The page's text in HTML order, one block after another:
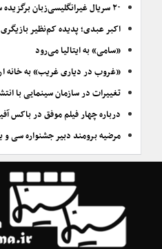
۲۰ سریال غیرانگلیسی‌زبان برگزیده سال‌های اخیر
اکبر عبدی؛ پدیده کم‌نظیر
«سامی» به ایتالیا می‌رود
«غروب در دیاری غریب» به خانه
تغییرات در سازمان سینمایی با
درباره چهار فیلم موفق در باکس آفیس ۲۰۲۶/ نابودگران
مرضیه برومند دبیر جشنواره سی